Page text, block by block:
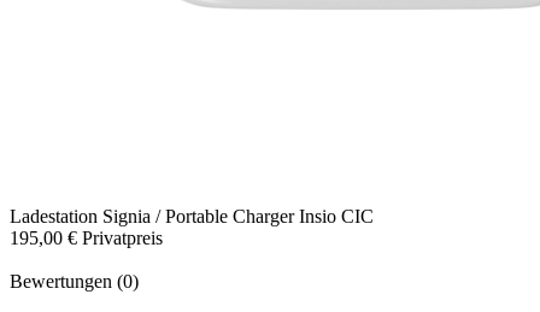
Ladestation Signia / Portable Charger Insio CIC
195,00 € Privatpreis
Bewertungen (0)